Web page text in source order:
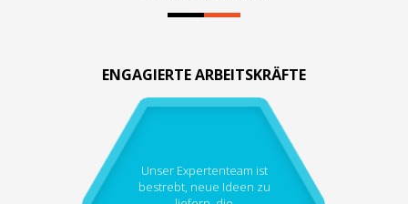
ENGAGIERTE ARBEITSKRÄFTE
Unser Expertenteam ist
bestrebt, neue Ideen zu